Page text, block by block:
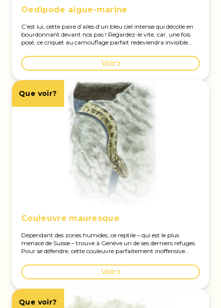
Oedipode aigue-marine
C’est lui, cette paire d’ailes d’un bleu ciel intense qui décolle en
bourdonnant devant nos pas ! Regardez-le vite, car, une fois
posé, ce criquet au camouflage parfait redeviendra invisible
Voir
Que voir?
Couleuvre mauresque
Dépendant des zones humides, ce reptile – qui est le plus
menacé de Suisse – trouve à Genève un de ses derniers refuges.
Pour se défendre, cette couleuvre parfaitement inoffensive
Voir la carte des observations à Genève.
Voir
Que voir?